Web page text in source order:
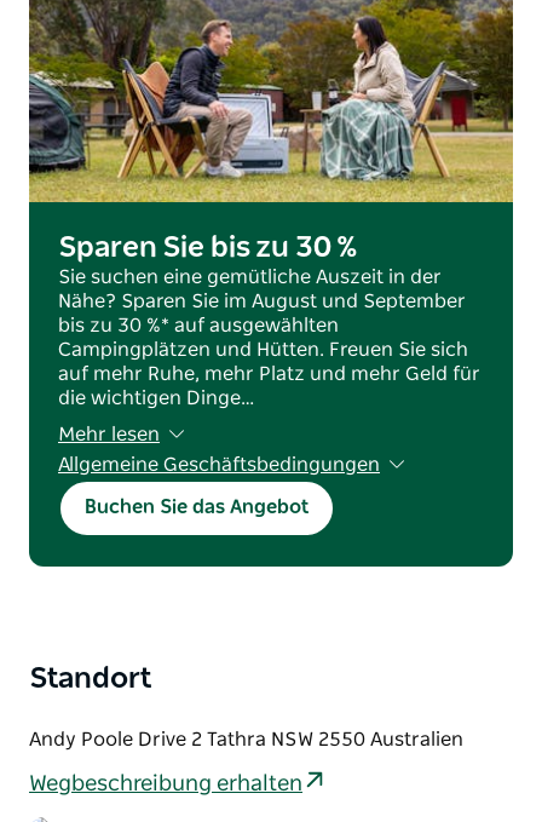
Sparen Sie bis zu 30 %
Sie suchen eine gemütliche Auszeit in der
Nähe? Sparen Sie im August und September
bis zu 30 %* auf ausgewählten
Campingplätzen und Hütten. Freuen Sie sich
auf mehr Ruhe, mehr Platz und mehr Geld für
die wichtigen Dinge…
Mehr lesen
Allgemeine Geschäftsbedingungen
Es gelten die AGB. Verfügbarkeit vorbehalten;
Sperrdaten sind möglich.
Buchen Sie das Angebot
Standort
Andy Poole Drive 2 Tathra NSW 2550 Australien
Wegbeschreibung erhalten